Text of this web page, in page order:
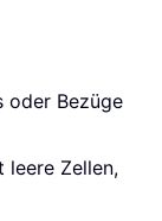
oder Bezüge
leere Zellen,